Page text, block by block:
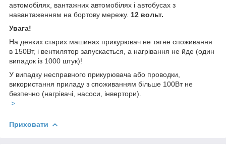
автомобілях, вантажних автомобілях і автобусах з
навантаженням на бортову мережу. 12 вольт.
Увага!
На деяких старих машинах прикурювач не тягне споживання
в 150Вт, і вентилятор запускається, а нагрівання не йде (один
випадок із 1000 штук)!
У випадку несправного прикурювача або проводки,
використання приладу з споживанням більше 100Вт не
безпечно (нагрівачі, насоси, інвертори).
>
Приховати